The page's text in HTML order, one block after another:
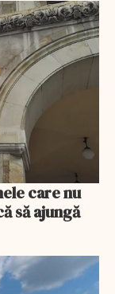
care nu
să ajungă